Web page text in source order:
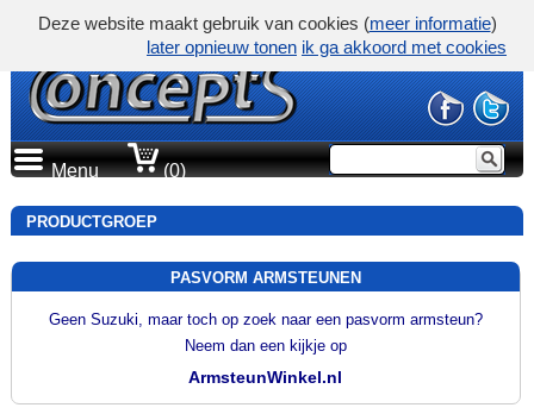
Menu (0)
PRODUCTGROEP
PASVORM ARMSTEUNEN
Geen Suzuki, maar toch op zoek naar een pasvorm armsteun?
Neem dan een kijkje op
ArmsteunWinkel.nl
Deze website maakt gebruik van cookies (meer informatie)
later opnieuw tonen ik ga akkoord met cookies